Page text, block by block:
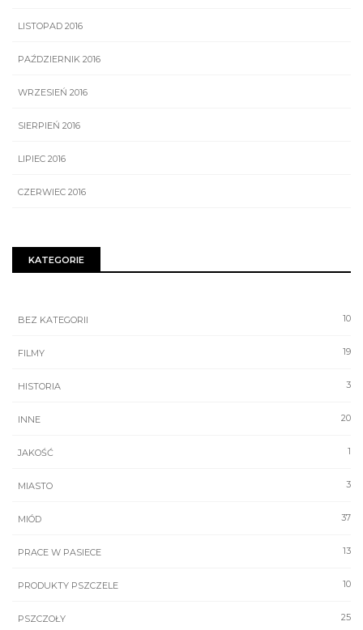
LISTOPAD 2016
PAŹDZIERNIK 2016
WRZESIEŃ 2016
SIERPIEŃ 2016
LIPIEC 2016
CZERWIEC 2016
KATEGORIE
10
BEZ KATEGORII
19
FILMY
3
HISTORIA
20
INNE
1
JAKOŚĆ
3
MIASTO
37
MIÓD
13
PRACE W PASIECE
10
PRODUKTY PSZCZELE
25
PSZCZOŁY